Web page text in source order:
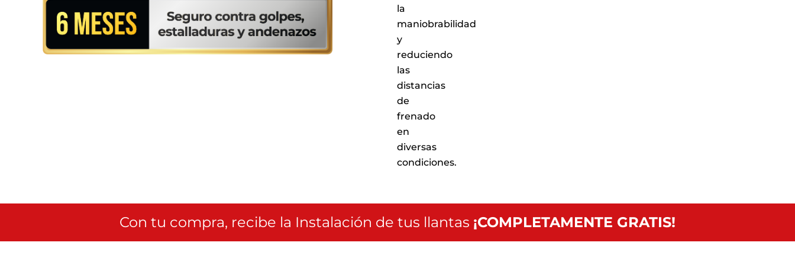
puntos
de
a
nacional
la
maniobrabilidad
y
reduciendo
las
distancias
de
frenado
en
diversas
condiciones.
Con tu compra, recibe la Instalación de tus llantas ¡COMPLETAMENTE GRATIS!